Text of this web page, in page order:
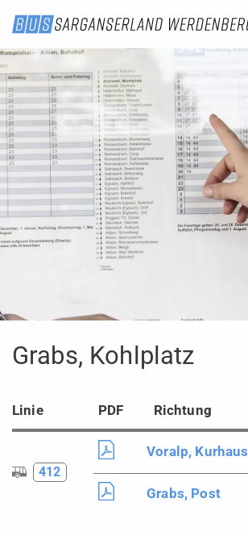
Grabs, Kohlplatz
Linie PDF Richtung
412
Voralp, Kurhaus
Grabs, Post